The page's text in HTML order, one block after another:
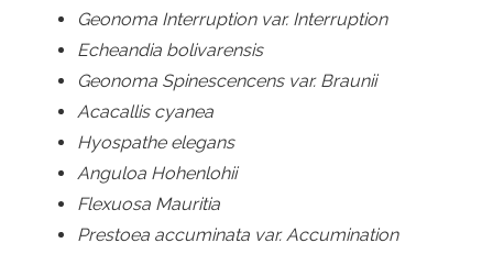
Geonoma Interruption var. Interruption
Echeandia bolivarensis
Geonoma Spinescencens var. Braunii
Acacallis cyanea
Hyospathe elegans
Anguloa Hohenlohii
Flexuosa Mauritia
Prestoea accuminata var. Accumination